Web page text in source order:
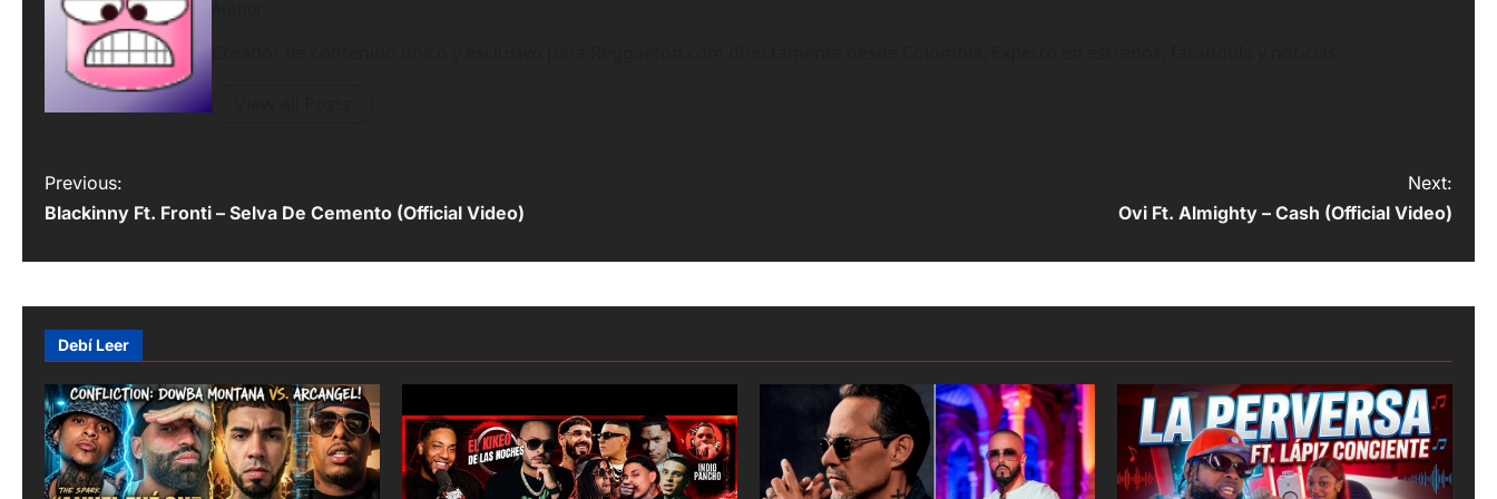
P
o
s
t
n
a
v
i
Previous:
Blackinny Ft. Fronti – Selva De Cemento (Official Video)
Next:
Ovi Ft. Almighty – Cash (Official Video)
Debí Leer